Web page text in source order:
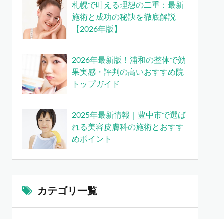
札幌で叶える理想の二重：最新
施術と成功の秘訣を徹底解説
【2026年版】
2026年最新版！浦和の整体で効
果実感・評判の高いおすすめ院
トップガイド
2025年最新情報｜豊中市で選ば
れる美容皮膚科の施術とおすす
めポイント
カテゴリ一覧